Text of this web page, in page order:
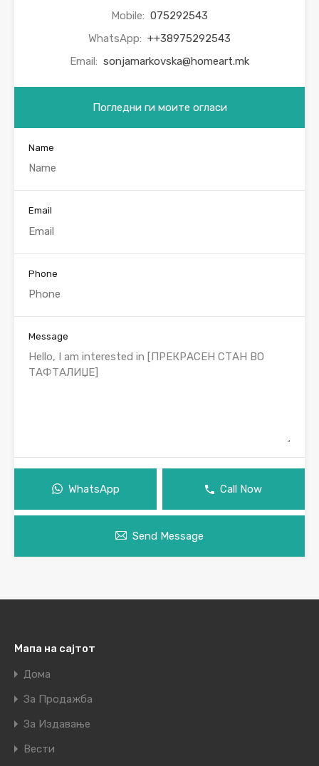
Mobile: 075292543
WhatsApp: ++38975292543
Email: sonjamarkovska@homeart.mk
Погледни ги моите огласи
Name
Email
Phone
Message
WhatsApp Call Now
Send Message
Мапа на сајтот
Дома
За Продажба
За Издавање
Вести